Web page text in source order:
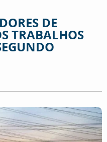
DE
TRABALHOS